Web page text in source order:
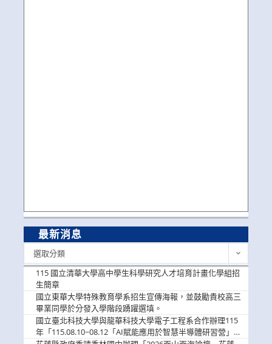
最新消息
選取分類
115 國立清華大學高中學生科學研究人才培育計畫化學組招
生簡章
國立東華大學特殊教育學系招生宣傳海報，並鼓勵貴校高三
畢業同學於分發入學階段踴躍選填。
國立臺北科技大學與龍華科技大學電子工程系合作辦理115
年「115.08.10~08.12「AI賦能應用於智慧半導體研習營」，